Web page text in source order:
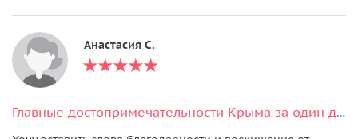
Анастасия С.
Главные достопримечательности Крыма за один день